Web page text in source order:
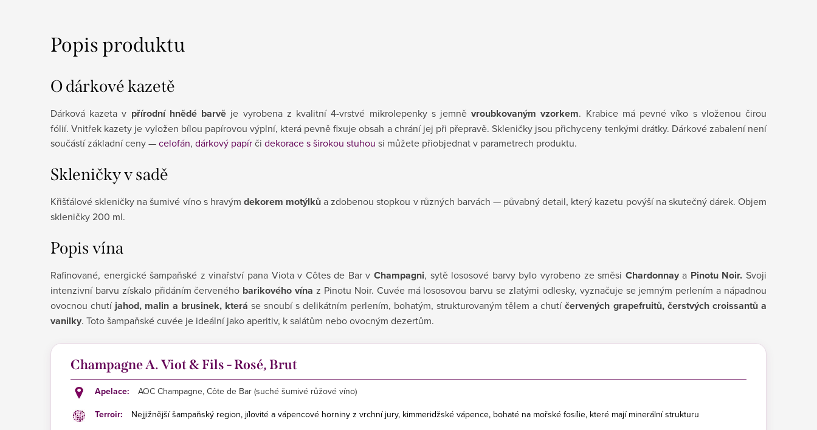
Popis produktu
O dárkové kazetě
Dárková kazeta v přírodní hnědé barvě je vyrobena z kvalitní 4-vrstvé mikrolepenky s jemněvroubkovaným vzorkem. Krabice má pevné víko s vloženou čirou
fólií.Vnitřek kazety je vyložen bílou papírovou výplní, která pevně fixuje obsah a chrání jej při přepravě. Skleničky jsou přichyceny tenkými drátky. Dárkové zabalení není
součástí základní ceny —celofán, dárkový papírči dekorace s širokou stuhou si můžete přiobjednat v parametrech produktu.
Skleničky v sadě
Křišťálové skleničky na šumivé víno s hravým dekorem motýlkůa zdobenou stopkou v různých barvách — půvabný detail, který kazetu povýší na skutečný dárek. Objem
skleničky 200 ml.
Popis vína
Rafinované, energické šampaňské z vinařství pana Viota v Côtes de Bar v Champagni, sytě lososové barvy bylo vyrobeno ze směsi Chardonnaya Pinotu Noir.Svoji
intenzivní barvu získalo přidáním červeného barikového vína z Pinotu Noir. Cuvée má lososovou barvu se zlatými odlesky, vyznačuje se jemným perlením a nápadnou
ovocnou chutíjahod, malin a brusinek, která se snoubí s delikátním perlením, bohatým, strukturovaným tělem a chutíčervených grapefruitů, čerstvých croissantů a
vanilky. Toto šampaňské cuvée je ideální jako aperitiv, k salátům nebo ovocným dezertům.
Champagne A. Viot & Fils - Rosé, Brut
Apelace:
AOC Champagne, Côte de Bar (suché šumivé růžové víno)
Terroir:
Nejjižnější šampaňský region, jílovité a vápencové horniny z vrchní jury, kimmeridžské vápence, bohaté na mořské fosílie, které mají minerální strukturu